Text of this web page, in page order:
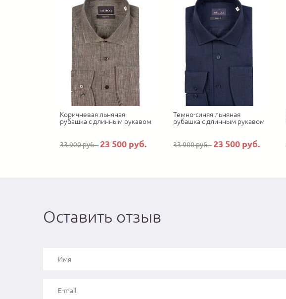
Коричневая льняная
рубашка с длинным рукавом
33 900 руб. 23 500 руб.
Темно-синяя льняная
рубашка с длинным рукавом
33 900 руб. 23 500 руб.
Оставить отзыв